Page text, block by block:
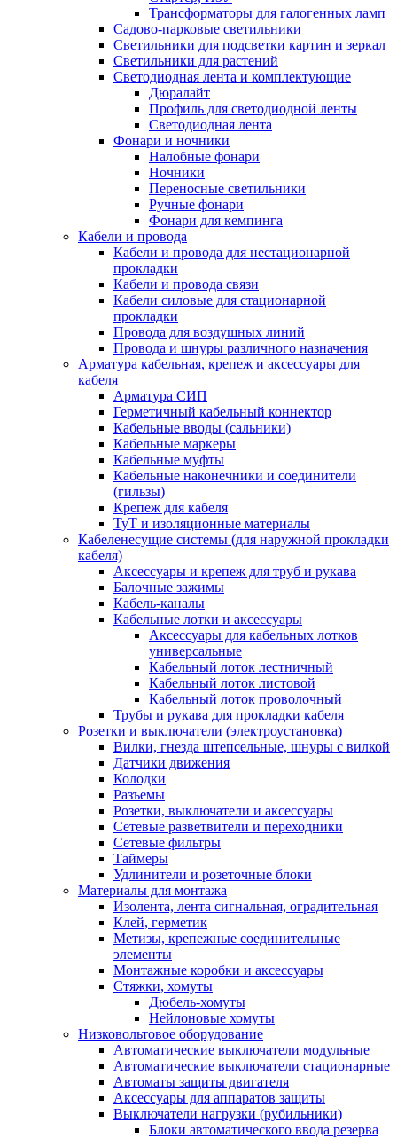
Трансформаторы для галогенных ламп
Садово-парковые светильники
Светильники для подсветки картин и зеркал
Светильники для растений
Светодиодная лента и комплектующие
Дюралайт
Профиль для светодиодной ленты
Светодиодная лента
Фонари и ночники
Налобные фонари
Ночники
Переносные светильники
Ручные фонари
Фонари для кемпинга
Кабели и провода
Кабели и провода для нестационарной
прокладки
Кабели и провода связи
Кабели силовые для стационарной
прокладки
Провода для воздушных линий
Провода и шнуры различного назначения
Арматура кабельная, крепеж и аксессуары для
кабеля
Арматура СИП
Герметичный кабельный коннектор
Кабельные вводы (сальники)
Кабельные маркеры
Кабельные муфты
Кабельные наконечники и соединители
(гильзы)
Крепеж для кабеля
ТуТ и изоляционные материалы
Кабеленесущие системы (для наружной прокладки
кабеля)
Аксессуары и крепеж для труб и рукава
Балочные зажимы
Кабель-каналы
Кабельные лотки и аксессуары
Аксессуары для кабельных лотков
универсальные
Кабельный лоток лестничный
Кабельный лоток листовой
Кабельный лоток проволочный
Трубы и рукава для прокладки кабеля
Розетки и выключатели (электроустановка)
Вилки, гнезда штепсельные, шнуры с вилкой
Датчики движения
Колодки
Разъемы
Розетки, выключатели и аксессуары
Сетевые разветвители и переходники
Сетевые фильтры
Таймеры
Удлинители и розеточные блоки
Материалы для монтажа
Изолента, лента сигнальная, оградительная
Клей, герметик
Метизы, крепежные соединительные
элементы
Монтажные коробки и аксессуары
Стяжки, хомуты
Дюбель-хомуты
Нейлоновые хомуты
Низковольтовое оборудование
Автоматические выключатели модульные
Автоматические выключатели стационарные
Автоматы защиты двигателя
Аксессуары для аппаратов защиты
Выключатели нагрузки (рубильники)
Блоки автоматического ввода резерва